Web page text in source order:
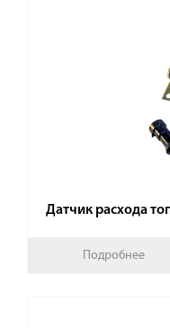
Датчик расхода
Подробнее